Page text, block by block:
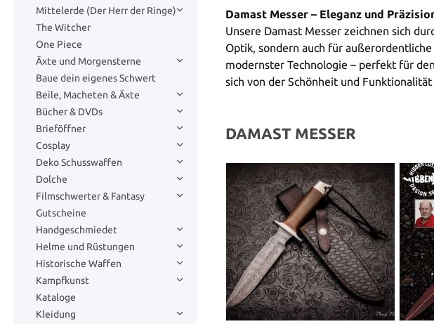
Mittelerde (Der Herr der Ringe)
The Witcher
One Piece
Äxte und Morgensterne
Baue dein eigenes Schwert
Beile, Macheten & Äxte
Bücher & DVDs
Brieföffner
Cosplay
Deko Schusswaffen
Dolche
Filmschwerter & Fantasy
Gutscheine
Handgeschmiedet
Helme und Rüstungen
Historische Waffen
Kampfkunst
Kataloge
Kleidung
Damast Messer – Eleganz und
Unsere Damast Messer zeichnen sich
Optik, sondern auch für
modernster Technologie – perfekt für
sich von der Schönheit und
DAMAST MESSER